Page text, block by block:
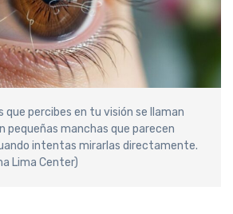
que percibes en tu visión se llaman
pequeñas manchas que parecen
intentas mirarlas directamente.
Lima Center)